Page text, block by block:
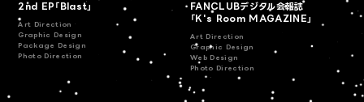
2nd EP「Blast」
Art Direction
Graphic Design
Package Design
Photo Direction
FANCLUBデジタル会報誌
「K's Room MAGAZINE」
Art Direction
Graphic Design
Web Design
Photo Direction